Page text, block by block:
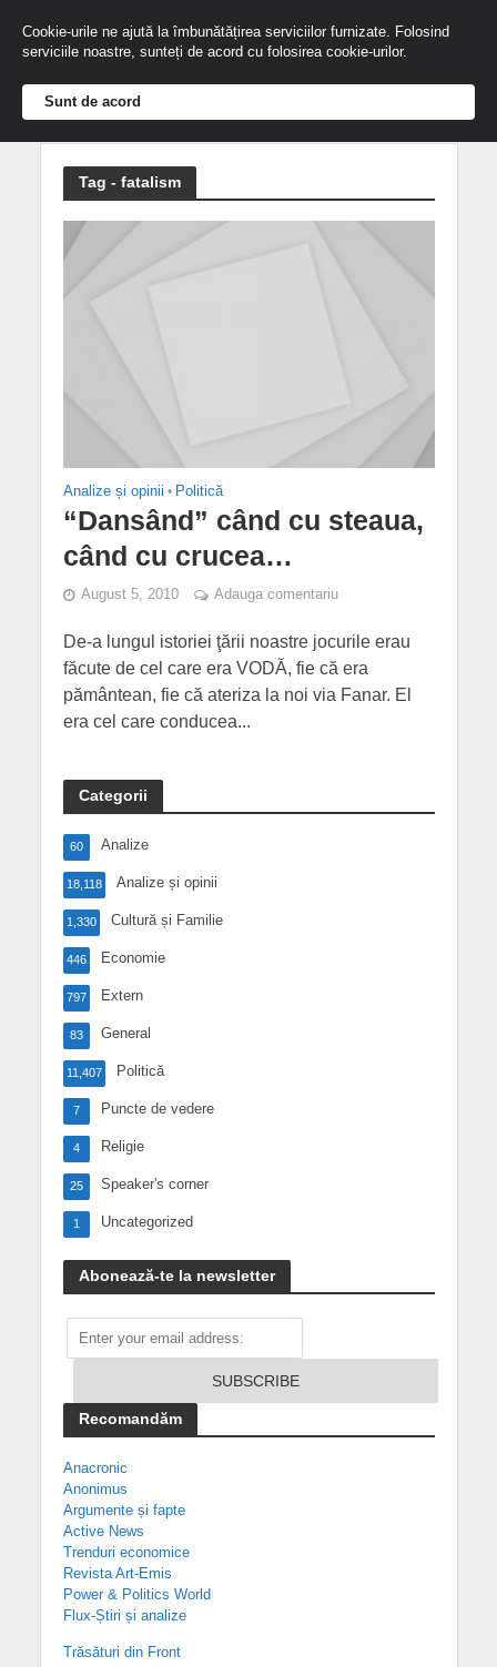
Tag - fatalism
Analize și opinii • Politică
“Dansând” când cu steaua,
când cu crucea…
August 5, 2010 Adauga comentariu
De-a lungul istoriei ţării noastre jocurile erau
făcute de cel care era VODĂ, fie că era
pământean, fie că ateriza la noi via Fanar. El
era cel care conducea...
Categorii
Analize
60
Analize și opinii
18,118
Cultură și Familie
1,330
Economie
446
Extern
797
General
83
Politică
11,407
Puncte de vedere
7
Religie
4
Speaker's corner
25
Uncategorized
1
Abonează-te la newsletter
Recomandăm
Anacronic
Anonimus
Argumente și fapte
Active News
Trenduri economice
Revista Art-Emis
Power & Politics World
Flux-Știri și analize
Trăsături din Front
Cookie-urile ne ajută la îmbunătățirea serviciilor furnizate. Folosind
serviciile noastre, sunteți de acord cu folosirea cookie-urilor.
Sunt de acord